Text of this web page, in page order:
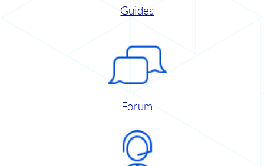
Guides
Forum